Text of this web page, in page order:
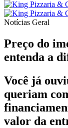
Notícias Geral
Preço do
entenda a
Você já
queriam
valor da